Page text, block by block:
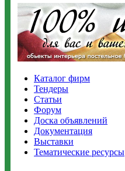
Каталог фирм
Тендеры
Статьи
Форум
Доска объявлений
Документация
Выставки
Тематические ресурсы